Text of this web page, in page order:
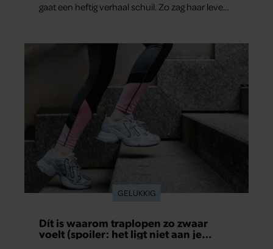
gaat een heftig verhaal schuil. Zo zag haar leven
GELUKKIG
Dít is waarom traplopen zo zwaar
voelt (spoiler: het ligt niet aan je